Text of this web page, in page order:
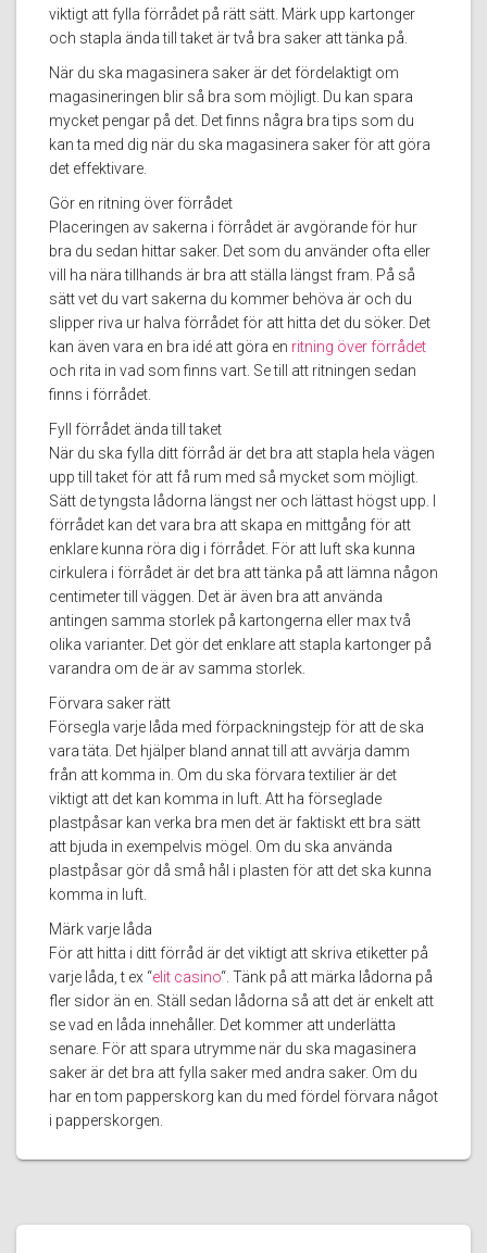
viktigt att fylla förrådet på rätt sätt. Märk upp kartonger
och stapla ända till taket är två bra saker att tänka på.
När du ska magasinera saker är det fördelaktigt om
magasineringen blir så bra som möjligt. Du kan spara
mycket pengar på det. Det finns några bra tips som du
kan ta med dig när du ska magasinera saker för att göra
det effektivare.
Gör en ritning över förrådet
Placeringen av sakerna i förrådet är avgörande för hur
bra du sedan hittar saker. Det som du använder ofta eller
vill ha nära tillhands är bra att ställa längst fram. På så
sätt vet du vart sakerna du kommer behöva är och du
slipper riva ur halva förrådet för att hitta det du söker. Det
kan även vara en bra idé att göra en ritning över förrådet
och rita in vad som finns vart. Se till att ritningen sedan
finns i förrådet.
Fyll förrådet ända till taket
När du ska fylla ditt förråd är det bra att stapla hela vägen
upp till taket för att få rum med så mycket som möjligt.
Sätt de tyngsta lådorna längst ner och lättast högst upp. I
förrådet kan det vara bra att skapa en mittgång för att
enklare kunna röra dig i förrådet. För att luft ska kunna
cirkulera i förrådet är det bra att tänka på att lämna någon
centimeter till väggen. Det är även bra att använda
antingen samma storlek på kartongerna eller max två
olika varianter. Det gör det enklare att stapla kartonger på
varandra om de är av samma storlek.
Förvara saker rätt
Försegla varje låda med förpackningstejp för att de ska
vara täta. Det hjälper bland annat till att avvärja damm
från att komma in. Om du ska förvara textilier är det
viktigt att det kan komma in luft. Att ha förseglade
plastpåsar kan verka bra men det är faktiskt ett bra sätt
att bjuda in exempelvis mögel. Om du ska använda
plastpåsar gör då små hål i plasten för att det ska kunna
komma in luft.
Märk varje låda
För att hitta i ditt förråd är det viktigt att skriva etiketter på
varje låda, t ex “elit casino“. Tänk på att märka lådorna på
fler sidor än en. Ställ sedan lådorna så att det är enkelt att
se vad en låda innehåller. Det kommer att underlätta
senare. För att spara utrymme när du ska magasinera
saker är det bra att fylla saker med andra saker. Om du
har en tom papperskorg kan du med fördel förvara något
i papperskorgen.